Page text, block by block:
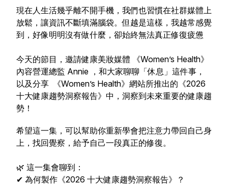
現在人生活幾乎離不開手機，我們也習慣在社群媒體上
放鬆，讓資訊不斷填滿腦袋。但越是這樣，我越常感覺
到，好像明明沒有做什麼，卻始終無法真正修復疲憊
今天的節目，邀請健康美妝媒體 《Women’s Health》
內容營運總監 Annie ，和大家聊聊「休息」這件事，
以及分享 《Women’s Health》網站所推出的《2026
十大健康趨勢洞察報告》中，洞察到未來重要的健康趨
勢！
希望這一集，可以幫助你重新學會把注意力帶回自己身
上，找回覺察，給予自己一段真正的修復。
🌿 這一集會聊到：
✔ 為何製作《2026 十大健康趨勢洞察報告》？